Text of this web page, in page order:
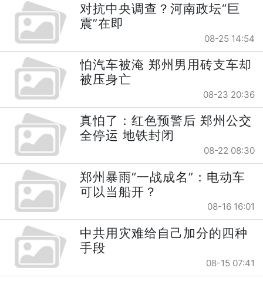
对抗中央调查？河南政坛“巨
震”在即
08-25 14:54
怕汽车被淹 郑州男用砖支车却
被压身亡
08-23 20:36
真怕了：红色预警后 郑州公交
全停运 地铁封闭
08-22 08:30
郑州暴雨“一战成名”：电动车
可以当船开？
08-16 16:01
中共用灾难给自己加分的四种
手段
08-15 07:41